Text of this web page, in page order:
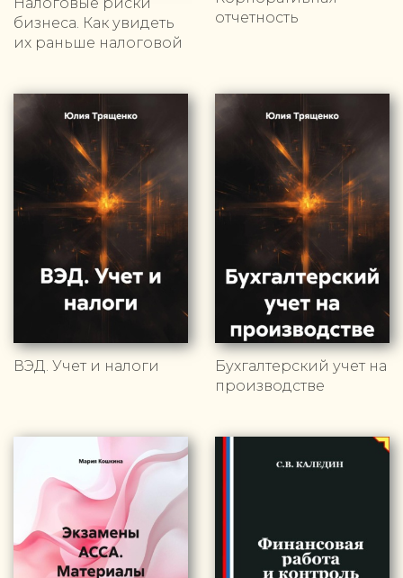
бизнеса. Как увидеть
их раньше налоговой
отчетность
ВЭД. Учет и налоги
Бухгалтерский учет на
производстве